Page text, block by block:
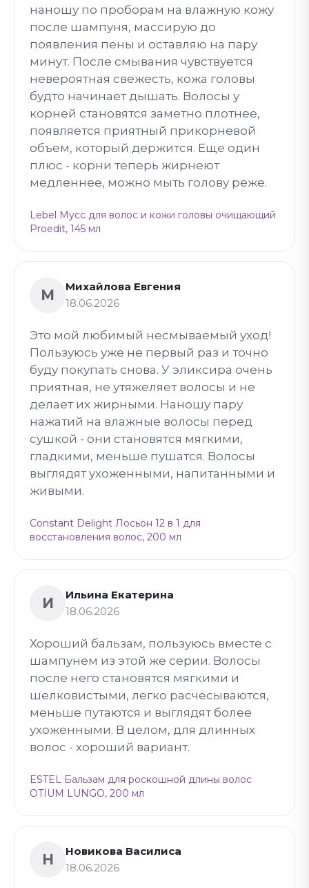
наношу по проборам на влажную кожу
после шампуня, массирую до
появления пены и оставляю на пару
минут. После смывания чувствуется
невероятная свежесть, кожа головы
будто начинает дышать. Волосы у
корней становятся заметно плотнее,
появляется приятный прикорневой
объем, который держится. Еще один
плюс - корни теперь жирнеют
медленнее, можно мыть голову реже.
Lebel Мусс для волос и кожи головы очищающий
Proedit, 145 мл
М
Михайлова Евгения
18.06.2026
Это мой любимый несмываемый уход!
Пользуюсь уже не первый раз и точно
буду покупать снова. У эликсира очень
приятная, не утяжеляет волосы и не
делает их жирными. Наношу пару
нажатий на влажные волосы перед
сушкой - они становятся мягкими,
гладкими, меньше пушатся. Волосы
выглядят ухоженными, напитанными и
живыми.
Constant Delight Лосьон 12 в 1 для
восстановления волос, 200 мл
И
Ильина Екатерина
18.06.2026
Хороший бальзам, пользуюсь вместе с
шампунем из этой же серии. Волосы
после него становятся мягкими и
шелковистыми, легко расчесываются,
меньше путаются и выглядят более
ухоженными. В целом, для длинных
волос - хороший вариант.
ESTEL Бальзам для роскошной длины волос
OTIUM LUNGO, 200 мл
Н
Новикова Василиса
18.06.2026